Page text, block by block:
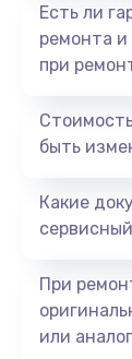
Есть ли
ремонта и
при
быть
Какие
При
или